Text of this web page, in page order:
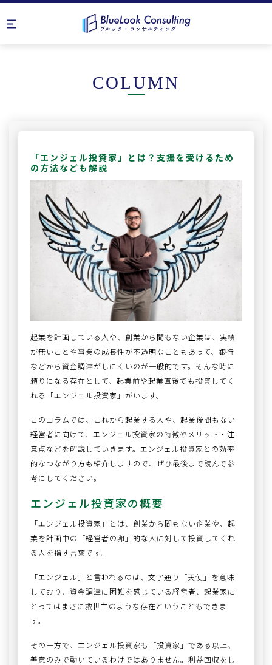
COLUMN
「エンジェル投資家」とは？支援を受けるため
の方法なども解説
起業を計画している人や、創業から間もない企業は、実績
が無いことや事業の成長性が不透明なこともあって、銀行
などから資金調達がしにくいのが一般的です。そんな時に
頼りになる存在として、起業前や起業直後でも投資してく
れる「エンジェル投資家」がいます。
このコラムでは、これから起業する人や、起業後間もない
経営者に向けて、エンジェル投資家の特徴やメリット・注
意点などを解説していきます。エンジェル投資家との効率
的なつながり方も紹介しますので、ぜひ最後まで読んで参
考にしてください。
エンジェル投資家の概要
「エンジェル投資家」とは、創業から間もない企業や、起
業を計画中の「経営者の卵」的な人に対して投資してくれ
る人を指す言葉です。
「エンジェル」と言われるのは、文字通り「天使」を意味
しており、資金調達に困難を感じている経営者、起業家に
とってはまさに救世主のような存在ということもできま
す。
その一方で、エンジェル投資家も「投資家」である以上、
善意のみで動いているわけではありません。利益回収をし